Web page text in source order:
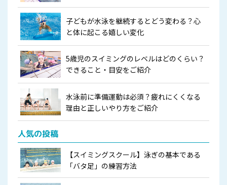
子どもが水泳を継続するとどう変わる？心
と体に起こる嬉しい変化
5歳児のスイミングのレベルはどのくらい？
できること・目安をご紹介
水泳前に準備運動は必須？疲れにくくなる
理由と正しいやり方をご紹介
人気の投稿
【スイミングスクール】泳ぎの基本である
「バタ足」の練習方法